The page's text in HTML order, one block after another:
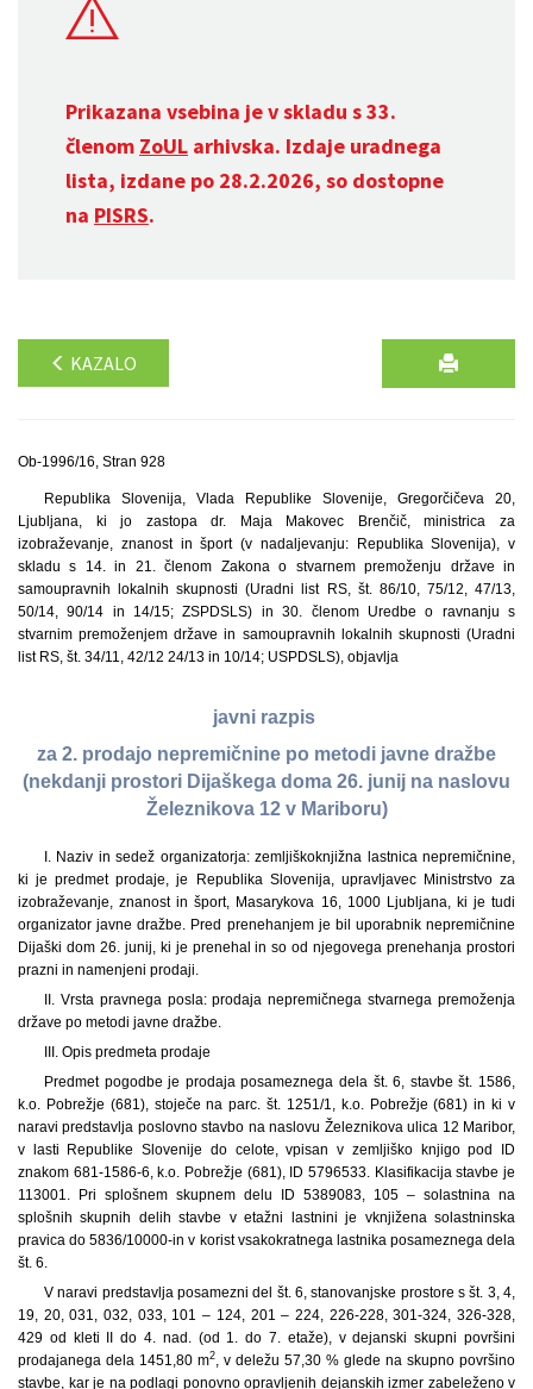
Prikazana vsebina je v skladu s 33.
členom ZoUL arhivska. Izdaje uradnega
lista, izdane po 28.2.2026, so dostopne
na PISRS.
KAZALO
Ob-1996/16, Stran 928
Republika Slovenija, Vlada Republike Slovenije, Gregorčičeva 20,
Ljubljana, ki jo zastopa dr. Maja Makovec Brenčič, ministrica za
izobraževanje, znanost in šport (v nadaljevanju: Republika Slovenija), v
skladu s 14. in 21. členom Zakona o stvarnem premoženju države in
samoupravnih lokalnih skupnosti (Uradni list RS, št. 86/10, 75/12, 47/13,
50/14, 90/14 in 14/15; ZSPDSLS) in 30. členom Uredbe o ravnanju s
stvarnim premoženjem države in samoupravnih lokalnih skupnosti (Uradni
list RS, št. 34/11, 42/12 24/13 in 10/14; USPDSLS), objavlja
javni razpis
za 2. prodajo nepremičnine po metodi javne dražbe
(nekdanji prostori Dijaškega doma 26. junij na naslovu
Železnikova 12 v Mariboru)
I. Naziv in sedež organizatorja: zemljiškoknjižna lastnica nepremičnine,
ki je predmet prodaje, je Republika Slovenija, upravljavec Ministrstvo za
izobraževanje, znanost in šport, Masarykova 16, 1000 Ljubljana, ki je tudi
organizator javne dražbe. Pred prenehanjem je bil uporabnik nepremičnine
Dijaški dom 26. junij, ki je prenehal in so od njegovega prenehanja prostori
prazni in namenjeni prodaji.
II. Vrsta pravnega posla: prodaja nepremičnega stvarnega premoženja
države po metodi javne dražbe.
III. Opis predmeta prodaje
Predmet pogodbe je prodaja posameznega dela št. 6, stavbe št. 1586,
k.o. Pobrežje (681), stoječe na parc. št. 1251/1, k.o. Pobrežje (681) in ki v
naravi predstavlja poslovno stavbo na naslovu Železnikova ulica 12 Maribor,
v lasti Republike Slovenije do celote, vpisan v zemljiško knjigo pod ID
znakom 681-1586-6, k.o. Pobrežje (681), ID 5796533. Klasifikacija stavbe je
113001. Pri splošnem skupnem delu ID 5389083, 105 – solastnina na
splošnih skupnih delih stavbe v etažni lastnini je vknjižena solastninska
pravica do 5836/10000-in v korist vsakokratnega lastnika posameznega dela
št. 6.
V naravi predstavlja posamezni del št. 6, stanovanjske prostore s št. 3, 4,
19, 20, 031, 032, 033, 101 – 124, 201 – 224, 226-228, 301-324, 326-328,
429 od kleti II do 4. nad. (od 1. do 7. etaže), v dejanski skupni površini
prodajanega dela 1451,80 m2, v deležu 57,30 % glede na skupno površino
stavbe, kar je na podlagi ponovno opravljenih dejanskih izmer zabeleženo v